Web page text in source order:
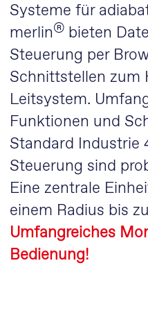
Systeme für
merlin®bieten
Steuerung per
Schnittstellen zum
Leitsystem.
Funktionen und
Standard Industrie
Steuerung sind
Eine zentrale
einem Radius bis
Umfangreiches
Bedienung!